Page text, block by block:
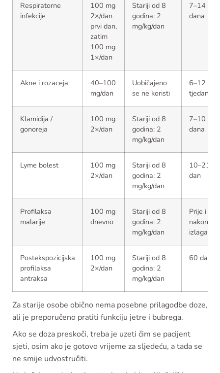
Respiratorne
infekcije
100 mg
2×/dan
prvi dan,
zatim
100 mg
1×/dan
Stariji od 8
godina: 2
mg/kg/dan
7–14
dana
Akne i rozaceja
40–100
mg/dan
Uobičajeno
se ne koristi
6–12
tjedana
Klamidija /
gonoreja
100 mg
2×/dan
Stariji od 8
godina: 2
mg/kg/dan
7–10
dana
Lyme bolest
100 mg
2×/dan
Stariji od 8
godina: 2
mg/kg/dan
10–21
dan
Profilaksa
malarije
100 mg
dnevno
Stariji od 8
godina: 2
mg/kg/dan
Prije i
nakon
izlaganja
Postekspozicijska
profilaksa
antraksa
100 mg
2×/dan
Stariji od 8
godina: 2
mg/kg/dan
60 dana
Za starije osobe obično nema posebne prilagodbe doze,
ali je preporučeno pratiti funkciju jetre i bubrega.
Ako se doza preskoči, treba je uzeti čim se pacijent
sjeti, osim ako je gotovo vrijeme za sljedeću, a tada se
ne smije udvostručiti.